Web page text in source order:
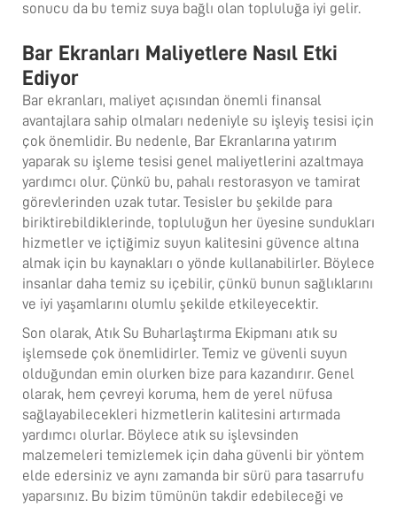
sonucu da bu temiz suya bağlı olan topluluğa iyi gelir.
Bar Ekranları Maliyetlere Nasıl Etki
Ediyor
Bar ekranları, maliyet açısından önemli finansal
avantajlara sahip olmaları nedeniyle su işleyiş tesisi için
çok önemlidir. Bu nedenle, Bar Ekranlarına yatırım
yaparak su işleme tesisi genel maliyetlerini azaltmaya
yardımcı olur. Çünkü bu, pahalı restorasyon ve tamirat
görevlerinden uzak tutar. Tesisler bu şekilde para
biriktirebildiklerinde, topluluğun her üyesine sundukları
hizmetler ve içtiğimiz suyun kalitesini güvence altına
almak için bu kaynakları o yönde kullanabilirler. Böylece
insanlar daha temiz su içebilir, çünkü bunun sağlıklarını
ve iyi yaşamlarını olumlu şekilde etkileyecektir.
Son olarak, Atık Su Buharlaştırma Ekipmanı atık su
işlemsede çok önemlidirler. Temiz ve güvenli suyun
olduğundan emin olurken bize para kazandırır. Genel
olarak, hem çevreyi koruma, hem de yerel nüfusa
sağlayabilecekleri hizmetlerin kalitesini artırmada
yardımcı olurlar. Böylece atık su işlevsinden
malzemeleri temizlemek için daha güvenli bir yöntem
elde edersiniz ve aynı zamanda bir sürü para tasarrufu
yaparsınız. Bu bizim tümünün takdir edebileceği ve